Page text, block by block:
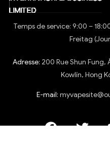
Temps de service: 9:00 –
Freitag
Adresse: 200 Rue Shun Fung,
Kowlín, Hong
E-mail: